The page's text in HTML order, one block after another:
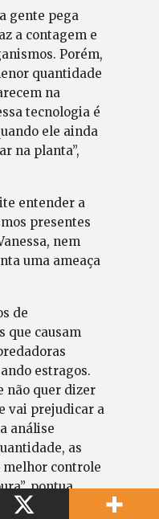
gente pega
a contagem e
Porém,
quantidade
na
tecnologia é
ele ainda
na planta”,
entender a
presentes
nem
uma ameaça
de
que causam
estragos.
não quer dizer
vai prejudicar a
análise
as
melhor controle
pontua.